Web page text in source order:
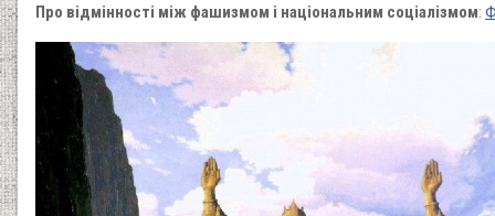
Про відмінності між фашизмом і національним соціалізмом: